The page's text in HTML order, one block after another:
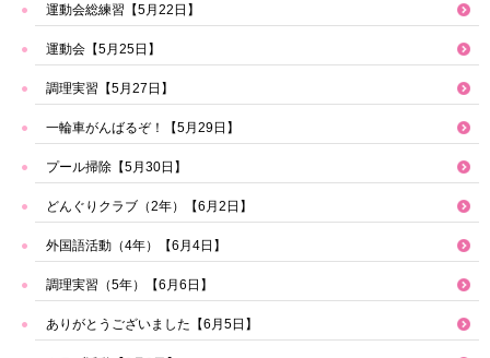
運動会総練習【5月22日】
運動会【5月25日】
調理実習【5月27日】
一輪車がんばるぞ！【5月29日】
プール掃除【5月30日】
どんぐりクラブ（2年）【6月2日】
外国語活動（4年）【6月4日】
調理実習（5年）【6月6日】
ありがとうございました【6月5日】